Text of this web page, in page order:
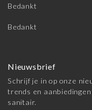
Bedankt
Bedankt
Nieuwsbrief
Schrijf je in op onze
trends en
sanitair.